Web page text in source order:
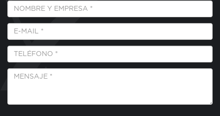
Empresa
Nombre
E-
Mail
*
Teléfono
Mensaje